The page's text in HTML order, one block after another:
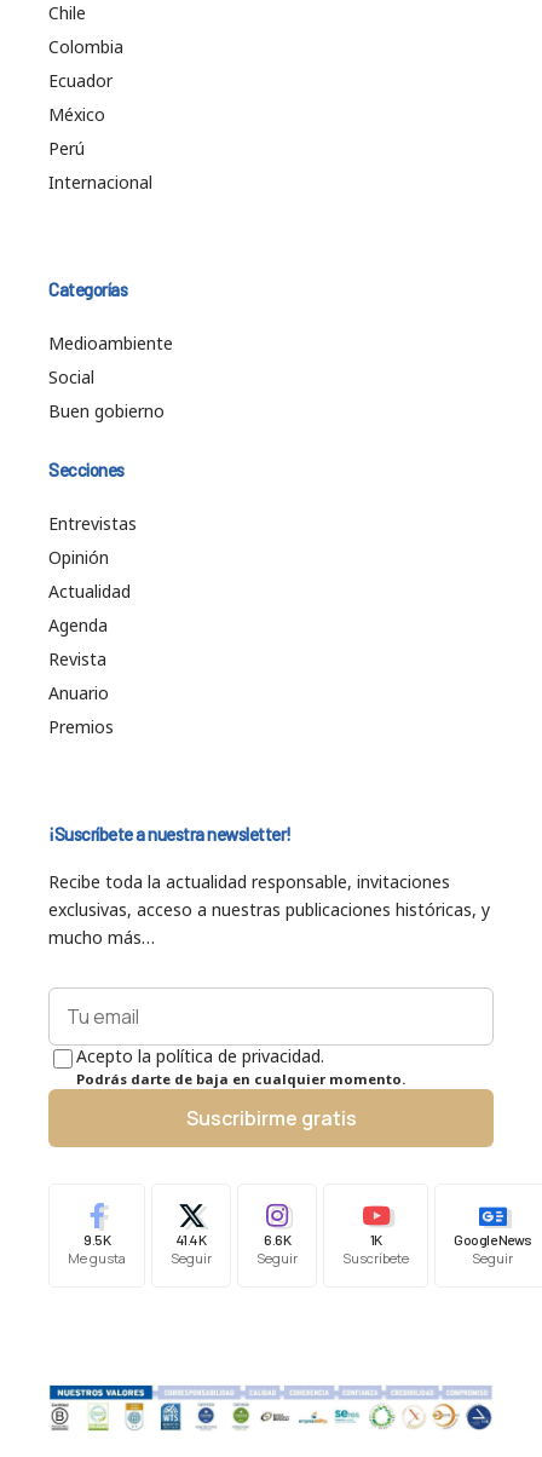
Chile
Colombia
Ecuador
México
Perú
Internacional
Categorías
Medioambiente
Social
Buen gobierno
Secciones
Entrevistas
Opinión
Actualidad
Agenda
Revista
Anuario
Premios
¡Suscríbete a nuestra newsletter!
Recibe toda la actualidad responsable, invitaciones
exclusivas, acceso a nuestras publicaciones históricas, y
mucho más…
Acepto la política de privacidad.
Podrás darte de baja en cualquier momento.
Suscribirme gratis
9.5K
Me gusta
41.4K
Seguir
6.6K
Seguir
1K
Suscríbete
Google News
Seguir